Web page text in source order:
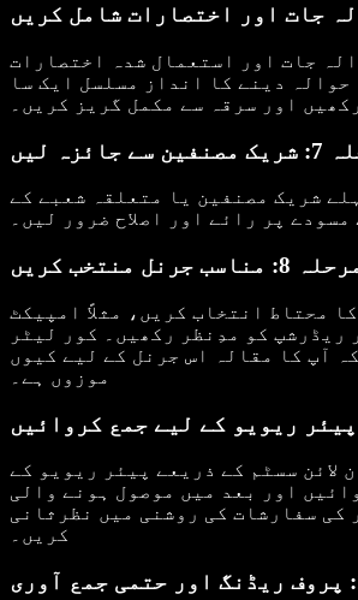
جات اور استعمال شدہ اختصارات
حوالہ دینے کا انداز مسلسل ایک سا
رکھیں اور سرقہ سے مکمل گریز کریں۔
جائزہ لیں
شریک مصنفین یا متعلقہ شعبے کے
مسودے پر رائے اور اصلاح ضرور لیں۔
8: مناسب جرنل منتخب کریں
محتاط انتخاب کریں، مثلاً امپیکٹ
ریڈرشپ کو مدِنظر رکھیں۔ کور لیٹر
آپ کا مقالہ اس جرنل کے لیے کیوں
موزوں ہے۔
لائن سسٹم کے ذریعے پیئر ریویو کے
اور بعد میں موصول ہونے والی
کی سفارشات کی روشنی میں نظرثانی
کریں۔